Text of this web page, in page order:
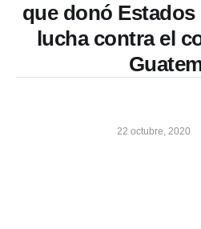
que donó
lucha contra el
22 octubre, 2020